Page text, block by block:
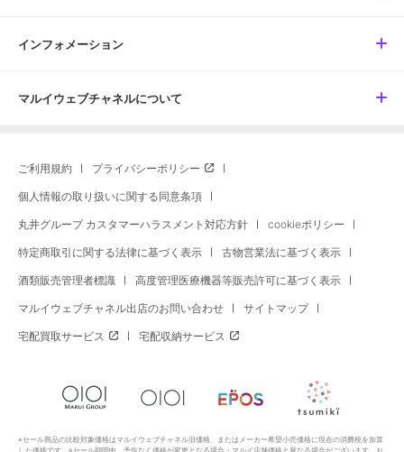
インフォメーション
マルイウェブチャネルについて
ご利用規約 プライバシーポリシー
個人情報の取り扱いに関する同意条項
丸井グループ カスタマーハラスメント対応方針 cookieポリシー
特定商取引に関する法律に基づく表示 古物営業法に基づく表示
酒類販売管理者標識 高度管理医療機器等販売許可に基づく表示
マルイウェブチャネル出店のお問い合わせ サイトマップ
宅配買取サービス 宅配収納サービス
※セール商品の比較対象価格はマルイウェブチャネル旧価格、またはメーカー希望小売価格に現在の消費税を加算
した価格です。※セール期間中、予告なく価格が変更となる場合・マルイ店舗価格と異なる場合がございます。お